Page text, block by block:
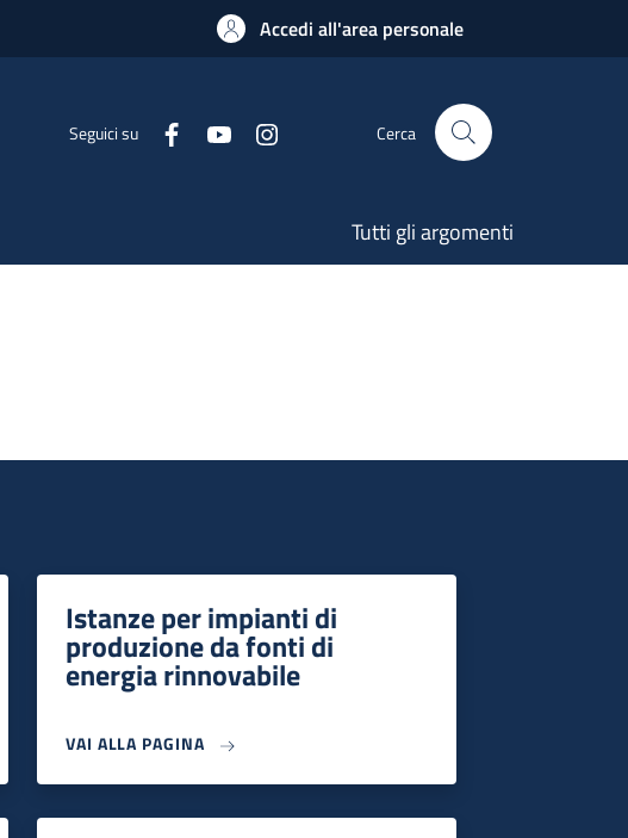
Accedi all'area personale
Seguici su Cerca
Tutti gli argomenti
Istanze per impianti di
produzione da fonti di
energia rinnovabile
VAI ALLA PAGINA